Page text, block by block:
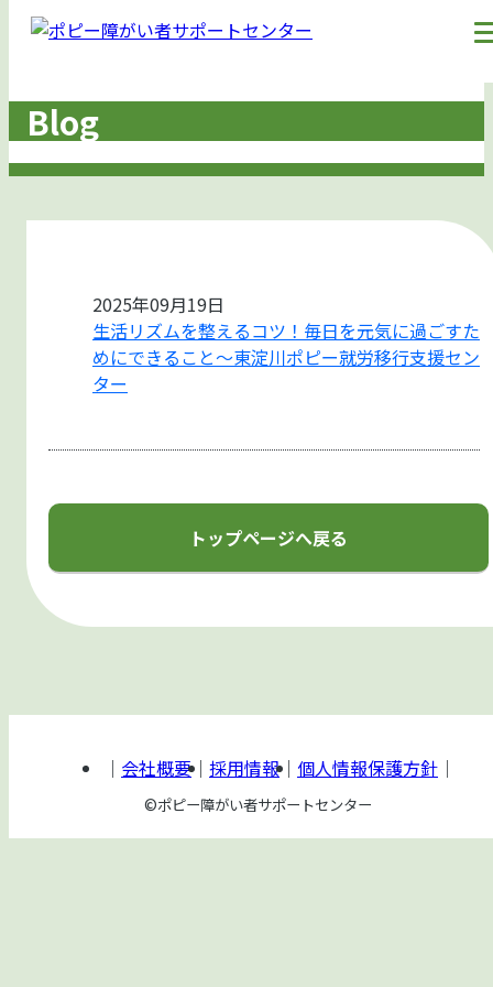
Blog
2025年09月19日
生活リズムを整えるコツ！毎日を元気に過ごすた
めにできること～東淀川ポピー就労移行支援セン
ター
トップページへ戻る
会社概要 採用情報 個人情報保護方針
©ポピー障がい者サポートセンター